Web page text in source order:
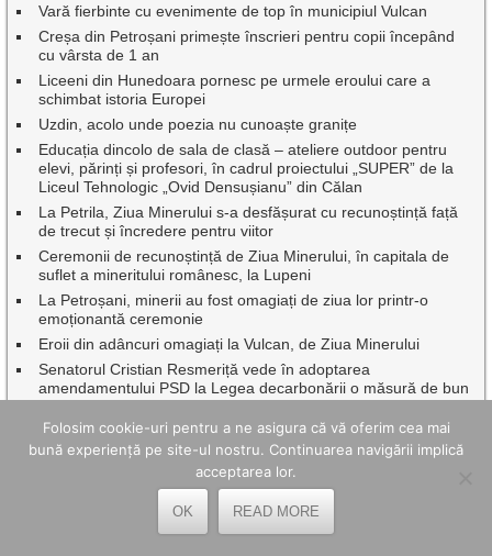
Vară fierbinte cu evenimente de top în municipiul Vulcan
Creșa din Petroșani primește înscrieri pentru copii începând
cu vârsta de 1 an
Liceeni din Hunedoara pornesc pe urmele eroului care a
schimbat istoria Europei
Uzdin, acolo unde poezia nu cunoaște granițe
Educația dincolo de sala de clasă – ateliere outdoor pentru
elevi, părinți și profesori, în cadrul proiectului „SUPER” de la
Liceul Tehnologic „Ovid Densușianu” din Călan
La Petrila, Ziua Minerului s-a desfășurat cu recunoștință față
de trecut și încredere pentru viitor
Ceremonii de recunoștință de Ziua Minerului, în capitala de
suflet a mineritului românesc, la Lupeni
La Petroșani, minerii au fost omagiați de ziua lor printr-o
emoționantă ceremonie
Eroii din adâncuri omagiați la Vulcan, de Ziua Minerului
Senatorul Cristian Resmeriță vede în adoptarea
amendamentului PSD la Legea decarbonării o măsură de bun
Zeci de hectare mistuite și zeci de pompieri mobilizați pentru a
proteja oameni, locuințe, gospodării și păduri
Cum arată un spațiu exterior mai ușor de întreținut, fără efort
Petrila a finalizat cu succes proiectele PNRR pentru
modernizarea și dotarea unităților de învățământ
Folosim cookie-uri pentru a ne asigura că vă oferim cea mai
bună experiență pe site-ul nostru. Continuarea navigării implică
acceptarea lor.
OK READ MORE